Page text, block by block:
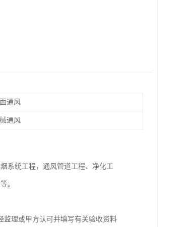
通风
通风
系统工程，通风管道工程、净化工
。
监理或甲方认可并填写有关验收资料